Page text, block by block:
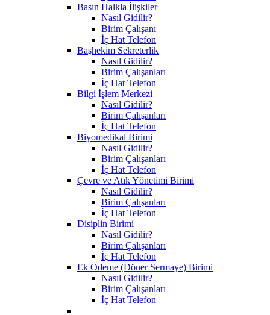
Basın Halkla İlişkiler
Nasıl Gidilir?
Birim Çalışanı
İç Hat Telefon
Başhekim Sekreterlik
Nasıl Gidilir?
Birim Çalışanları
İç Hat Telefon
Bilgi İşlem Merkezi
Nasıl Gidilir?
Birim Çalışanları
İç Hat Telefon
Biyomedikal Birimi
Nasıl Gidilir?
Birim Çalışanları
İç Hat Telefon
Çevre ve Atık Yönetimi Birimi
Nasıl Gidilir?
Birim Çalışanları
İç Hat Telefon
Disiplin Birimi
Nasıl Gidilir?
Birim Çalışanları
İç Hat Telefon
Ek Ödeme (Döner Sermaye) Birimi
Nasıl Gidilir?
Birim Çalışanları
İç Hat Telefon